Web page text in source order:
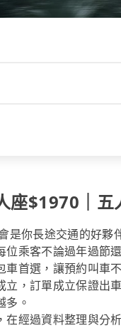
座$1970｜五
你長途交通的好夥
乘客不論過年過節
首選，讓預約叫車
，訂單成立保證出
多。
經過資料整理與分